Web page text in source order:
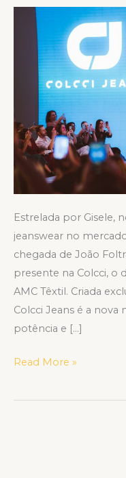
Estrelada por Gisele,
jeanswear no
chegada de João
presente na Colcci,
AMC Têxtil. Criada
Colcci Jeans é a nova
potência e […]
Jeans
Copacabana
Palace
Read More »